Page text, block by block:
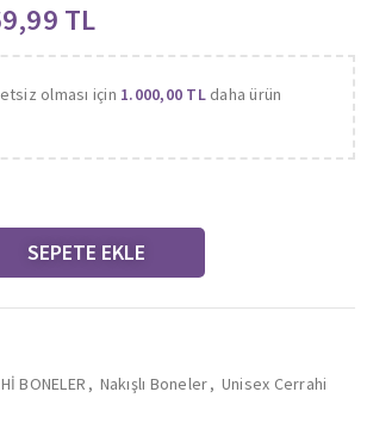
TL
olması için 1.000,00 TLdaha ürün
SEPETE EKLE
BONELER , Nakışlı Boneler, Unisex Cerrahi